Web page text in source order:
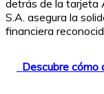
detrás de la tarjeta
S.A. asegura la
financiera
Descubre cómo